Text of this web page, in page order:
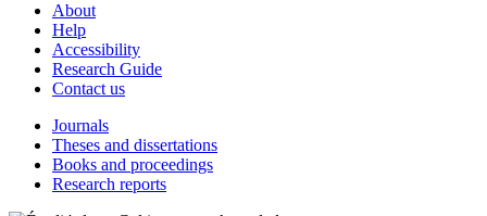
About
Help
Accessibility
Research Guide
Contact us
Journals
Theses and dissertations
Books and proceedings
Research reports